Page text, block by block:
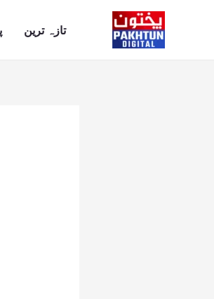
تازہ ترین